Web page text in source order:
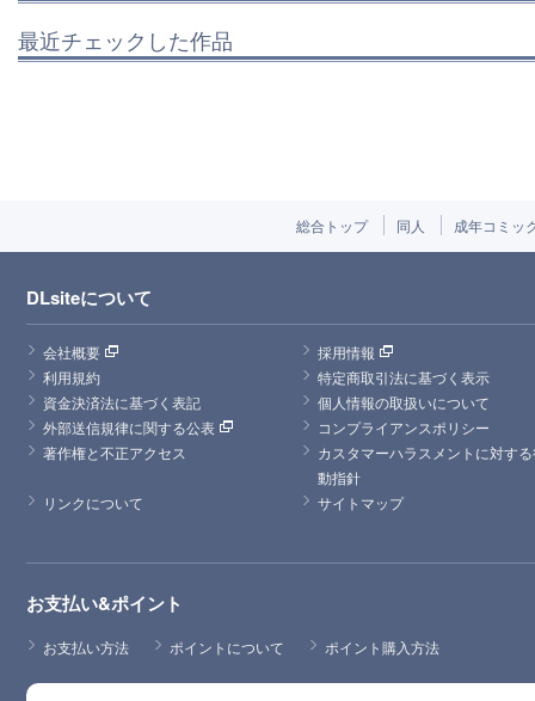
最近チェックした作品
総合トップ 同人 成年コミッ
DLsiteについて
会社概要
採用情報
利用規約
特定商取引法に基づく表示
資金決済法に基づく表記
個人情報の取扱いについて
外部送信規律に関する公表
コンプライアンスポリシー
著作権と不正アクセス
カスタマーハラスメントに対す
動指針
リンクについて
サイトマップ
お支払い&ポイント
お支払い方法 ポイントについて ポイント購入方法